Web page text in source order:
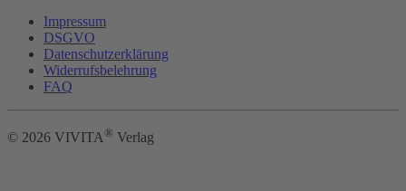
Impressum
DSGVO
Datenschutzerklärung
Widerrufsbelehrung
FAQ
© 2026 VIVITA® Verlag